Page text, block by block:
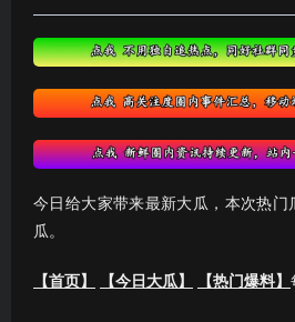
今日给大家带来最新大瓜，本次热门
瓜。
【首页】 【今日大瓜】 【热门爆料】